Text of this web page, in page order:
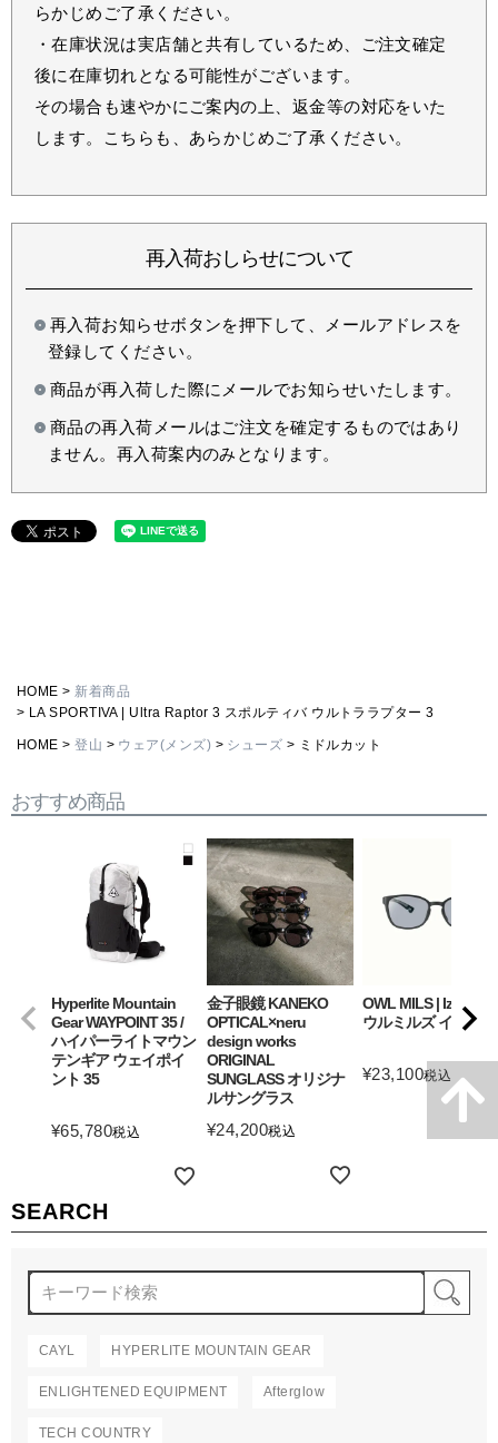
SEARCH
CAYL HYPERLITE MOUNTAIN GEAR
ENLIGHTENED EQUIPMENT Afterglow
TECH COUNTRY
らかじめご了承ください。
・在庫状況は実店舗と共有しているため、ご注文確定
後に在庫切れとなる可能性がございます。
その場合も速やかにご案内の上、返金等の対応をいた
します。こちらも、あらかじめご了承ください。
再入荷おしらせについて
再入荷お知らせボタンを押下して、メールアドレスを
登録してください。
商品が再入荷した際にメールでお知らせいたします。
商品の再入荷メールはご注文を確定するものではあり
ません。再入荷案内のみとなります。
HOME
新着商品
LA SPORTIVA | Ultra Raptor 3 スポルティバ ウルトララプター 3
HOME 登山 ウェア(メンズ) シューズ ミドルカット
おすすめ商品
Hyperlite Mountain
Gear WAYPOINT 35 /
ハイパーライトマウン
テンギア ウェイポイ
ント 35
¥65,780税込
金子眼鏡 KANEKO
OPTICAL×neru
design works
ORIGINAL
SUNGLASS オリジナ
ルサングラス
¥24,200税込
OWL MILS | Izanagi
ウルミルズ イザナギ
¥23,100税込
詳細を見る